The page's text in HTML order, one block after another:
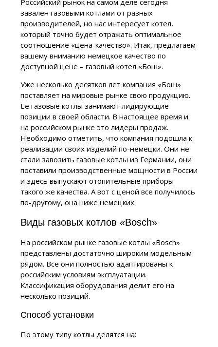
Российский рынок на самом деле сегодня
завален газовыми котлами от разных
производителей, но нас интересует котел,
который точно будет отражать оптимальное
соотношение «цена-качество». Итак, предлагаем
вашему вниманию немецкое качество по
доступной цене – газовый котел «Бош».
Уже несколько десятков лет компания «Бош»
поставляет на мировые рынке свою продукцию.
Ее газовые котлы занимают лидирующие
позиции в своей области. В настоящее время и
на российском рынке это лидеры продаж.
Необходимо отметить, что компания подошла к
реализации своих изделий по-немецки. Они не
стали завозить газовые котлы из Германии, они
поставили производственные мощности в России
и здесь выпускают отопительные приборы
такого же качества. А вот с ценой все получилось
по-другому, она ниже немецких.
Виды газовых котлов «Bosch»
На российском рынке газовые котлы «Bosch»
представлены достаточно широким модельным
рядом. Все они полностью адаптированы к
российским условиям эксплуатации.
Классификация оборудования делит его на
несколько позиций.
Способ установки
По этому типу котлы делятся на: